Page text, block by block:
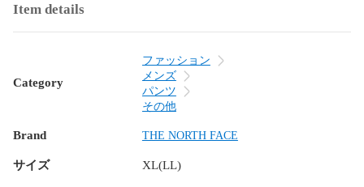
Item details
Category
ファッション
メンズ
パンツ
その他
Brand THE NORTH FACE
サイズ XL(LL)